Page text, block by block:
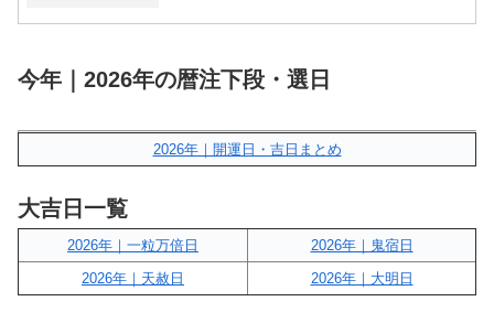
今年｜2026年の暦注下段・選日
2026年｜開運日・吉日まとめ
大吉日一覧
2026年｜一粒万倍日
2026年｜鬼宿日
2026年｜天赦日
2026年｜大明日